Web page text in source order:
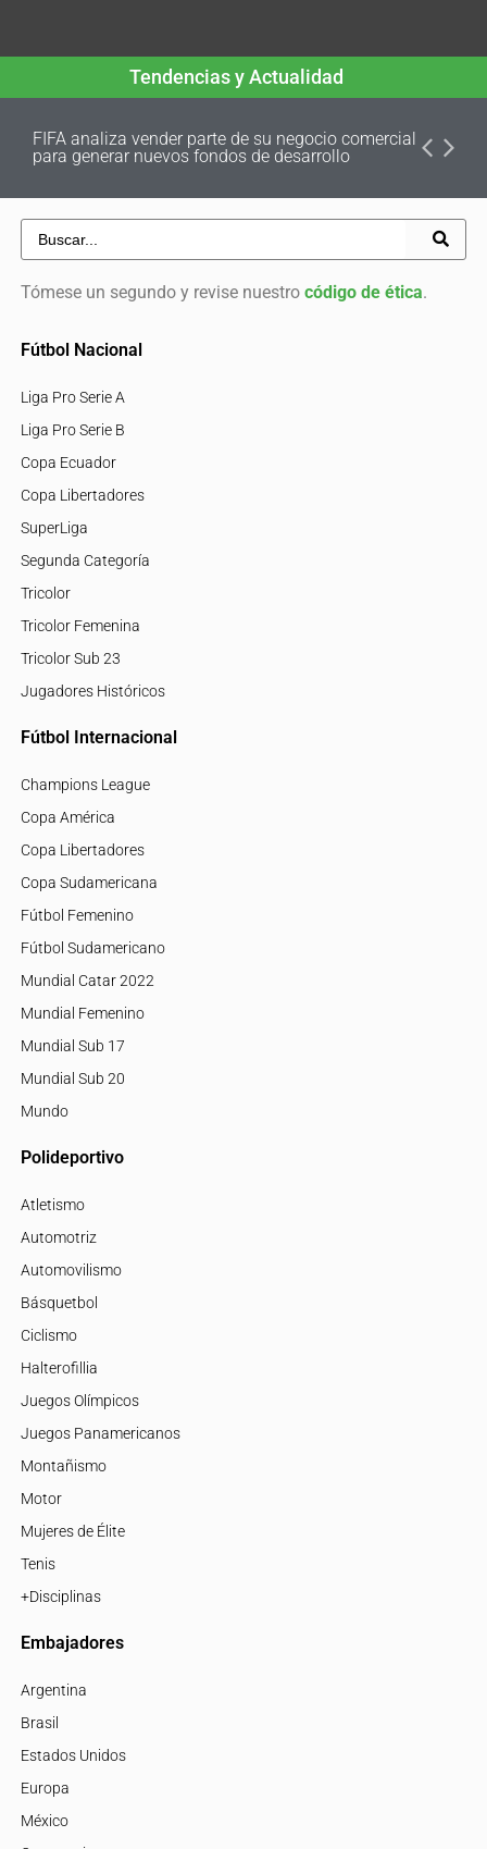
Tendencias y Actualidad
FIFA analiza vender parte de su negocio comercial
para generar nuevos fondos de desarrollo
Tómese un segundo y revise nuestro código de ética.
Fútbol Nacional
Liga Pro Serie A
Liga Pro Serie B
Copa Ecuador
Copa Libertadores
SuperLiga
Segunda Categoría
Tricolor
Tricolor Femenina
Tricolor Sub 23
Jugadores Históricos
Fútbol Internacional
Champions League
Copa América
Copa Libertadores
Copa Sudamericana
Fútbol Femenino
Fútbol Sudamericano
Mundial Catar 2022
Mundial Femenino
Mundial Sub 17
Mundial Sub 20
Mundo
Polideportivo
Atletismo
Automotriz
Automovilismo
Básquetbol
Ciclismo
Halterofillia
Juegos Olímpicos
Juegos Panamericanos
Montañismo
Motor
Mujeres de Élite
Tenis
+Disciplinas
Embajadores
Argentina
Brasil
Estados Unidos
Europa
México